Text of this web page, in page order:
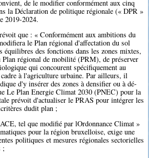
de le modifier conformément aux cinq
la Déclaration de politique régionale (« DPR »
2019-2024.
que : « Conformément aux ambitions du
le Plan régional d'affectation du sol
des fonctions dans les zones mixtes,
régional de mobilité (PRM), de préserver
qui concourent spécifiquement au
à l'agriculture urbaine. Par ailleurs, il
d'y insérer des zones à densifier ou à dé-
Le Plan Energie Climat 2030 (PNEC) pour la
prévoit d'actualiser le PRAS pour intégrer les
dudit plan ;
tel que modifié par lOrdonnance Climat »
pour la région bruxelloise, exige une
politiques et mesures régionales sectorielles
;